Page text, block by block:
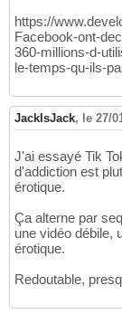
https://
Facebook-ont-
360-millions-d-
le-temps-qu-ils-
JackIsJack, le 27/
J'ai essayé Tik
d'addiction est
érotique.
Ça alterne par
une vidéo débile,
érotique.
Redoutable,